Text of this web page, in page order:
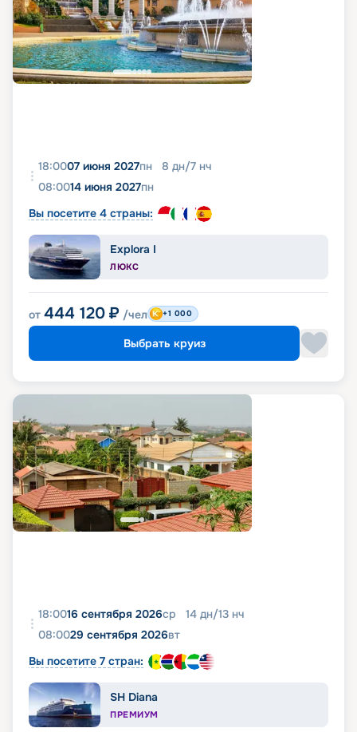
18:0007 июня 2027пн 8 дн/7 нч
08:0014 июня 2027пн
Вы посетите 4 страны:
Explora I
ЛЮКС
от 444 120 ₽ /чел +1 000
Выбрать круиз
18:0016 сентября 2026ср 14 дн/13 нч
08:0029 сентября 2026вт
Вы посетите 7 стран:
SH Diana
ПРЕМИУМ